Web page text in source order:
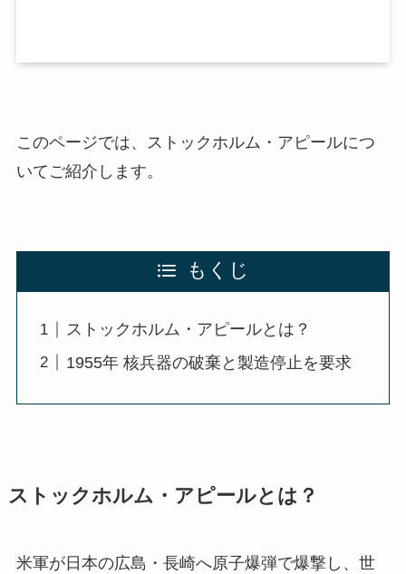
このページでは、ストックホルム・アピールにつ
いてご紹介します。
もくじ
ストックホルム・アピールとは？
1955年 核兵器の破棄と製造停止を要求
ストックホルム・アピールとは？
米軍が日本の広島・長崎へ原子爆弾で爆撃し、世